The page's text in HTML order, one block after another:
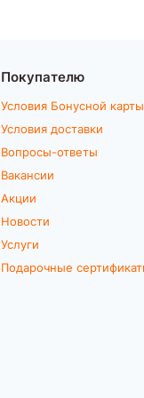
Покупателю
Условия Бонусной карты
Условия доставки
Вопросы-ответы
Вакансии
Акции
Новости
Услуги
Подарочные